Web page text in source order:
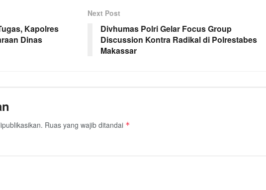
Kapolres
Dinas
Next Post
Divhumas Polri Gelar Focus Group
Discussion Kontra Radikal di Polrestabes
Makassar
Ruas yang wajib ditandai *